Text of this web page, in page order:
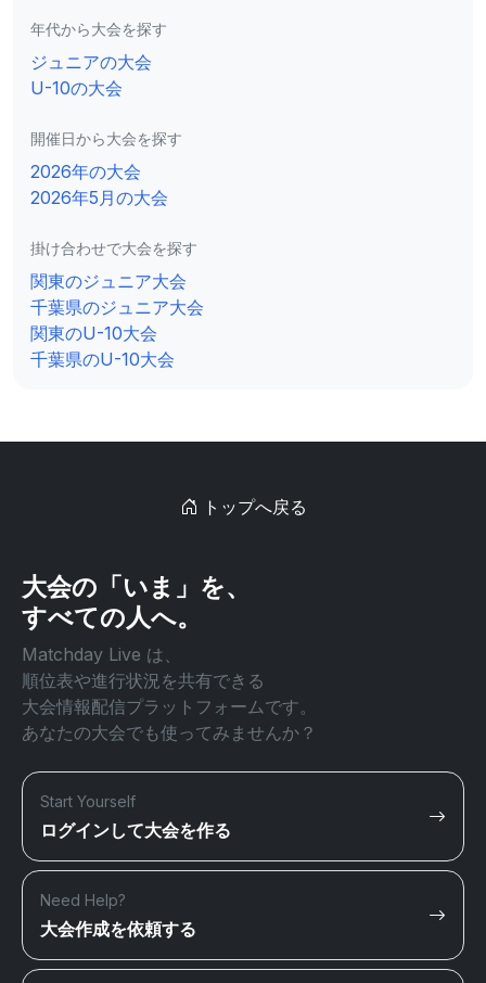
年代から大会を探す
ジュニアの大会
U-10の大会
開催日から大会を探す
2026年の大会
2026年5月の大会
掛け合わせで大会を探す
関東のジュニア大会
千葉県のジュニア大会
関東のU-10大会
千葉県のU-10大会
トップへ戻る
大会の「いま」を、
すべての人へ。
Matchday Live は、
順位表や進行状況を共有できる
大会情報配信プラットフォームです。
あなたの大会でも使ってみませんか？
Start Yourself
ログインして大会を作る
Need Help?
大会作成を依頼する